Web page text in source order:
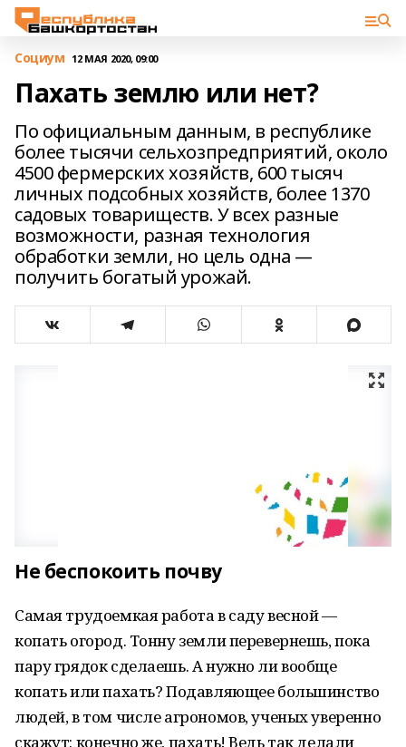
Cоциум 12 МАЯ 2020, 09:00
Пахать землю или нет?
По официальным данным, в республике
более тысячи сельхозпредприятий, около
4500 фермерских хозяйств, 600 тысяч
личных подсобных хозяйств, более 1370
садовых товариществ. У всех разные
возможности, разная технология
обработки земли, но цель одна —
получить богатый урожай.
Не беспокоить почву
Самая трудоемкая работа в саду весной —
копать огород. Тонну земли перевернешь, пока
пару грядок сделаешь. А нужно ли вообще
копать или пахать? Подавляющее большинство
людей, в том числе агрономов, ученых уверенно
скажут: конечно же, пахать! Ведь так делали